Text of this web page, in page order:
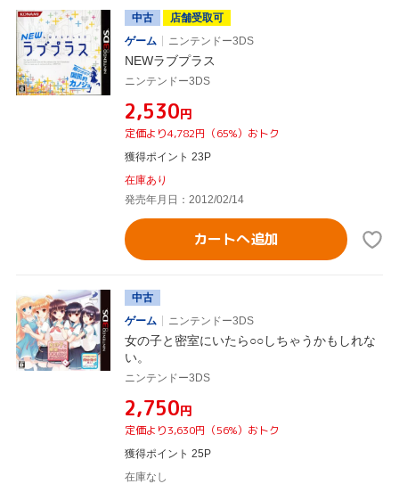
中古
店舗受取可
ゲーム
ニンテンドー3DS
NEWラブプラス
ニンテンドー3DS
¥2,530円
定価より4,782円（65%）おトク
獲得ポイント 23P
在庫あり
発売年月日：2012/02/14
カートへ追加
中古
ゲーム
ニンテンドー3DS
女の子と密室にいたら○○しちゃうかもしれな
い。
ニンテンドー3DS
¥2,750円
定価より3,630円（56%）おトク
獲得ポイント 25P
在庫なし